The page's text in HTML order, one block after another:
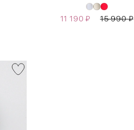
11 190₽ 15 990₽